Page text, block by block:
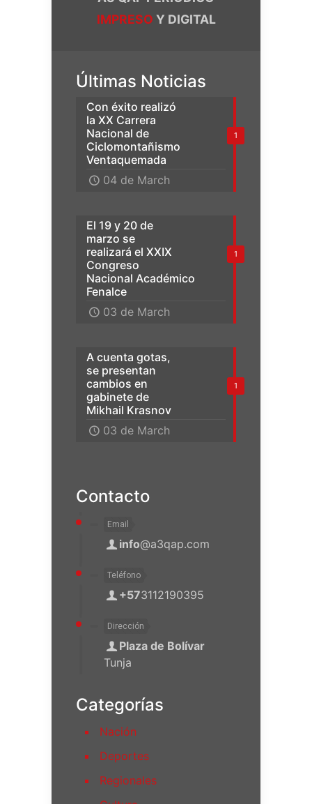
IMPRESO Y DIGITAL
Últimas Noticias
1
Con éxito realizó
la XX Carrera
Nacional de
Ciclomontañismo
Ventaquemada
04 de March
1
El 19 y 20 de
marzo se
realizará el XXIX
Congreso
Nacional Académico
Fenalce
03 de March
1
A cuenta gotas,
se presentan
cambios en
gabinete de
Mikhail Krasnov
03 de March
Contacto
Email
info@a3qap.com
Teléfono
+573112190395
Dirección
Plaza de Bolívar
Tunja
Categorías
Nación
Deportes
Regionales